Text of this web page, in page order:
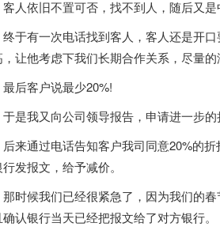
依旧不置可否，找不到人，随后又是
有一次电话找到客人，客人还是开口
让他考虑下我们长期合作关系，尽量
客户说最少20%!
我又向公司领导报告，申请进一步的
通过电话告知客户我司同意20%的折
发报文，给予减价。
候我们已经很紧急了，因为我们的春
认银行当天已经把报文给了对方银行。